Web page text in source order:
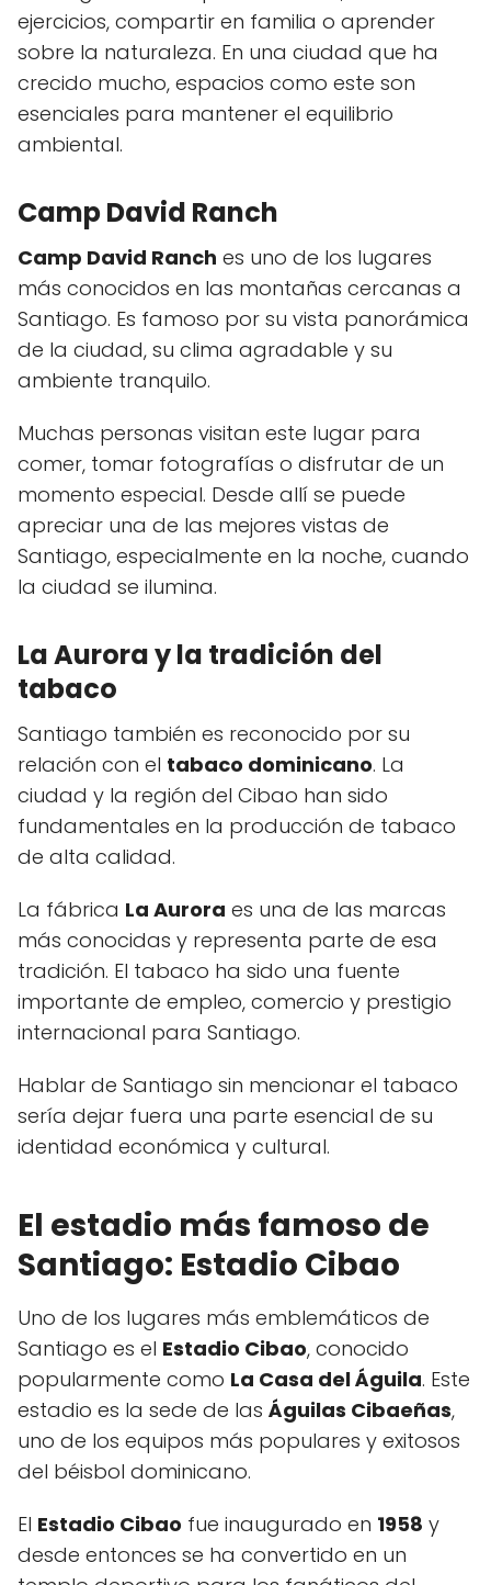
ejercicios, compartir en familia o aprender
sobre la naturaleza. En una ciudad que ha
crecido mucho, espacios como este son
esenciales para mantener el equilibrio
ambiental.
Camp David Ranch
Camp David Ranch es uno de los lugares
más conocidos en las montañas cercanas a
Santiago. Es famoso por su vista panorámica
de la ciudad, su clima agradable y su
ambiente tranquilo.
Muchas personas visitan este lugar para
comer, tomar fotografías o disfrutar de un
momento especial. Desde allí se puede
apreciar una de las mejores vistas de
Santiago, especialmente en la noche, cuando
la ciudad se ilumina.
La Aurora y la tradición del
tabaco
Santiago también es reconocido por su
relación con el tabaco dominicano. La
ciudad y la región del Cibao han sido
fundamentales en la producción de tabaco
de alta calidad.
La fábrica La Aurora es una de las marcas
más conocidas y representa parte de esa
tradición. El tabaco ha sido una fuente
importante de empleo, comercio y prestigio
internacional para Santiago.
Hablar de Santiago sin mencionar el tabaco
sería dejar fuera una parte esencial de su
identidad económica y cultural.
El estadio más famoso de
Santiago: Estadio Cibao
Uno de los lugares más emblemáticos de
Santiago es el Estadio Cibao, conocido
popularmente como La Casa del Águila. Este
estadio es la sede de las Águilas Cibaeñas,
uno de los equipos más populares y exitosos
del béisbol dominicano.
El Estadio Cibao fue inaugurado en 1958 y
desde entonces se ha convertido en un